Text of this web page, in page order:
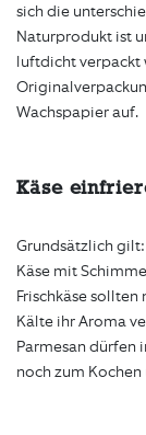
sich die
Naturprodukt ist
luftdicht verpackt
Wachspapier auf.
Käse
Grundsätzlich
Käse mit
Frischkäse
Kälte ihr Aroma
Parmesan dürfen
noch zum